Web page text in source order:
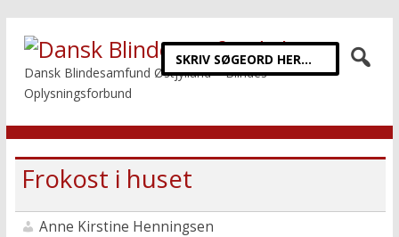
Dansk Blindesamfund Østjylland – Blindes
Oplysningsforbund
Frokost i huset
Anne Kirstine Henningsen